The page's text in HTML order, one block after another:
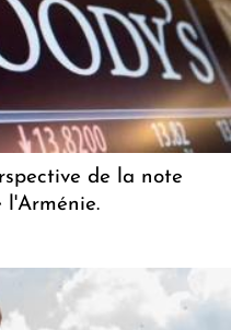
de la note
l'Arménie.